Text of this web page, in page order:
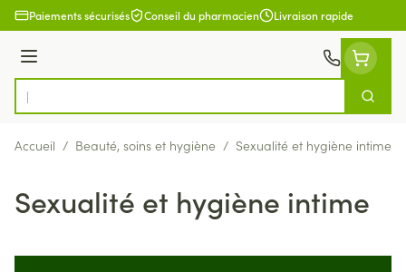
Aller au contenu
Paiements sécurisés Conseil du pharmacien Livraison rapide
Menu
Rechercher
Accueil / Beauté, soins et hygiène / Sexualité et hygiène intime
Sexualité et hygiène intime